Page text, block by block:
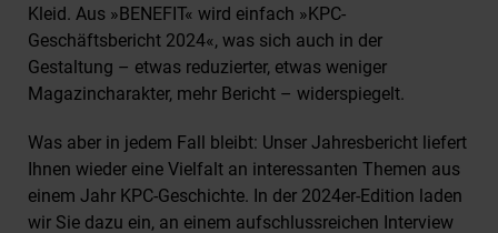
Kleid. Aus »BENEFIT« wird einfach »KPC-
Geschäftsbericht 2024«, was sich auch in der
Gestaltung – etwas reduzierter, etwas weniger
Magazincharakter, mehr Bericht – widerspiegelt.
Was aber in jedem Fall bleibt: Unser Jahresbericht liefert
Ihnen wieder eine Vielfalt an interessanten Themen aus
einem Jahr KPC-Geschichte. In der 2024er-Edition laden
wir Sie dazu ein, an einem aufschlussreichen Interview